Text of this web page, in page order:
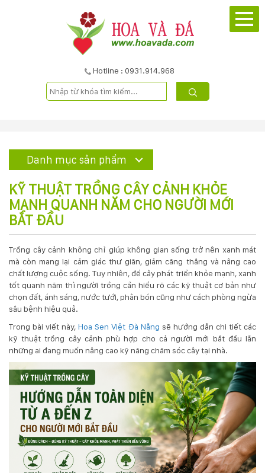
Hotline : 0931.914.968
PHẨM
VỤ
KỸ
THUẬT
TRỒNG
HÌNH
ẢNH
LIÊN
Danh mục sản phẩm
KỸ THUẬT TRỒNG CÂY CẢNH KHỎE
MẠNH QUANH NĂM CHO NGƯỜI MỚI
BẮT ĐẦU
Trồng cây cảnh không chỉ giúp không gian sống trở nên xanh mát
mà còn mang lại cảm giác thư giãn, giảm căng thẳng và nâng cao
chất lượng cuộc sống. Tuy nhiên, để cây phát triển khỏe mạnh, xanh
tốt quanh năm thì người trồng cần hiểu rõ các kỹ thuật cơ bản như
chọn đất, ánh sáng, nước tưới, phân bón cũng như cách phòng ngừa
sâu bệnh hiệu quả.
Trong bài viết này,Hoa Sen Việt Đà Nẵng sẽ hướng dẫn chi tiết các
kỹ thuật trồng cây cảnh phù hợp cho cả người mới bắt đầu lẫn
những ai đang muốn nâng cao kỹ năng chăm sóc cây tại nhà.